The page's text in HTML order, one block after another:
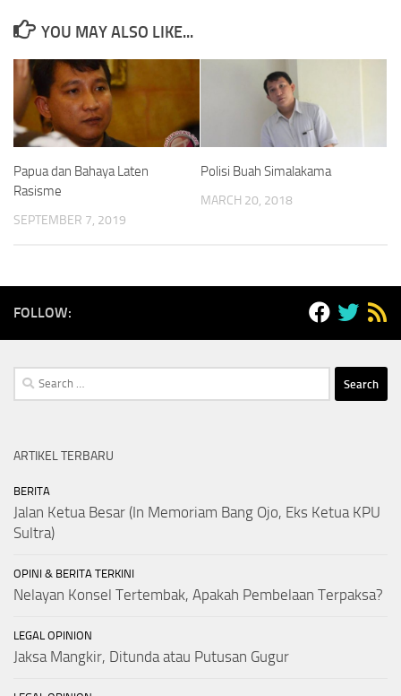
YOU MAY ALSO LIKE...
Papua dan Bahaya Laten
Rasisme
SEPTEMBER 7, 2019
Polisi Buah Simalakama
MARCH 20, 2018
FOLLOW:
Search
for:
ARTIKEL TERBARU
BERITA
Jalan Ketua Besar (In Memoriam Bang Ojo, Eks Ketua KPU
Sultra)
OPINI & BERITA TERKINI
Nelayan Konsel Tertembak, Apakah Pembelaan Terpaksa?
LEGAL OPINION
Jaksa Mangkir, Ditunda atau Putusan Gugur